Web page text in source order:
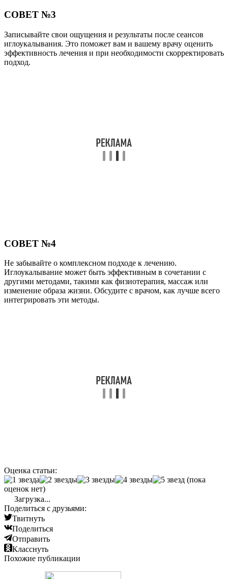
СОВЕТ №3
Записывайте свои ощущения и результаты после сеансов
иглоукалывания. Это поможет вам и вашему врачу оценить
эффективность лечения и при необходимости скорректировать
подход.
СОВЕТ №4
Не забывайте о комплексном подходе к лечению.
Иглоукалывание может быть эффективным в сочетании с
другими методами, такими как физиотерапия, массаж или
изменение образа жизни. Обсудите с врачом, как лучше всего
интегрировать эти методы.
Оценка статьи:
(пока
оценок нет)
Загрузка...
Поделиться с друзьями:
Твитнуть
Поделиться
Отправить
Класснуть
Похожие публикации